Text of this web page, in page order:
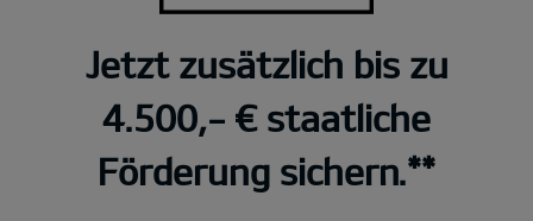
Jetzt zusätzlich bis zu
4.500,- € staatliche
Förderung sichern.**